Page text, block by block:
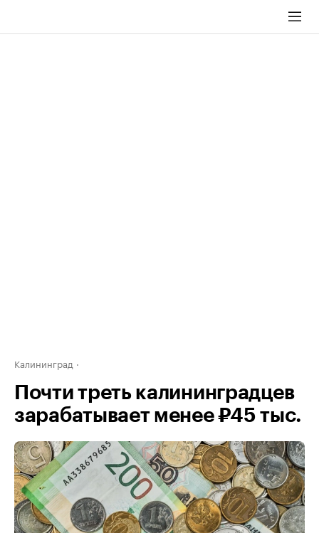
Калининград
Почти треть калининградцев
зарабатывает менее ₽45 тыс.